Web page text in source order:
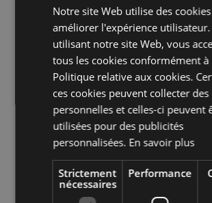
Ajouter à la liste d'achats
Louez maintenant et économisez
Caractéristiques
SKU
91872
Nom de
Notre site Web utilise des
améliorer l'expérience utilisateur.
utilisant notre site Web, vous
tous les cookies conformément
Politique relative aux cookies.
ces cookies peuvent collecter
personnelles et celles-ci peuvent
utilisées pour des publicités
personnalisées. En savoir plus
Strictement
nécessaires
Performance